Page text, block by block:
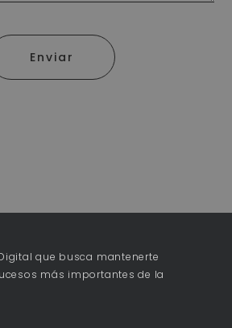
Enviar
que busca mantenerte
más importantes de la